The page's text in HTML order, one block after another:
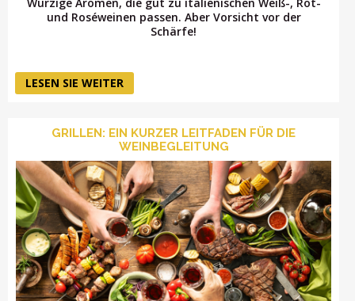
und Roséweinen passen. Aber Vorsicht vor der
Schärfe!
LESEN SIE WEITER
GRILLEN: EIN KURZER LEITFADEN FÜR DIE
WEINBEGLEITUNG